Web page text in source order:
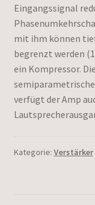
Eingangssignal
mit ihm können
begrenzt werden
ein Kompressor.
verfügt der Amp
Kategorie: Verstärker